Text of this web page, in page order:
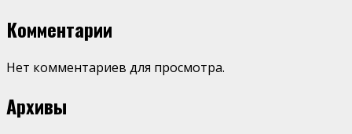
Комментарии
Нет комментариев для просмотра.
Архивы